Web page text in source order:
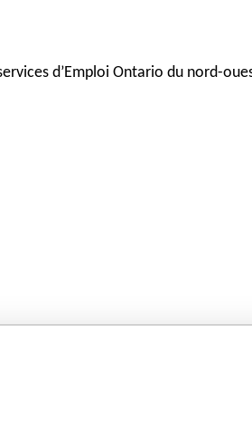
d’Emploi Ontario du nord-